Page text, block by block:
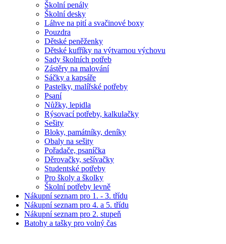
Školní penály
Školní desky
Láhve na pití a svačinové boxy
Pouzdra
Dětské peněženky
Dětské kufříky na výtvarnou výchovu
Sady školních potřeb
Zástěry na malování
Sáčky a kapsáře
Pastelky, malířské potřeby
Psaní
Nůžky, lepidla
Rýsovací potřeby, kalkulačky
Sešity
Bloky, památníky, deníky
Obaly na sešity
Pořadače, psaníčka
Děrovačky, sešívačky
Studentské potřeby
Pro školy a školky
Školní potřeby levně
Nákupní seznam pro 1. - 3. třídu
Nákupní seznam pro 4. a 5. třídu
Nákupní seznam pro 2. stupeň
Batohy a tašky pro volný čas